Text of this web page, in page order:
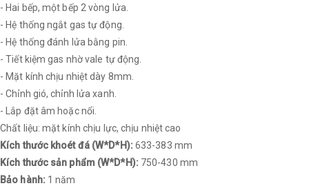
- Hai bếp, một bếp 2 vòng lửa.
- Hệ thống ngắt gas tự động.
- Hệ thống đánh lửa bằng pin.
- Tiết kiệm gas nhờ vale tự động.
- Mặt kính chịu nhiệt dày 8mm.
- Chỉnh gió, chỉnh lửa xanh.
- Lắp đặt âm hoặc nổi.
Chất liệu: mặt kính chịu lực, chịu nhiệt cao
Kích thước khoét đá (W*D*H): 633-383 mm
Kích thước sản phẩm (W*D*H): 750-430 mm
Bảo hành: 1 năm